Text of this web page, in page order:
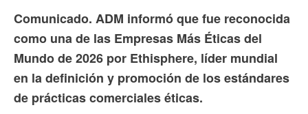
Comunicado. ADM informó que fue reconocida
como una de las Empresas Más Éticas del
Mundo de 2026 por Ethisphere, líder mundial
en la definición y promoción de los estándares
de prácticas comerciales éticas.